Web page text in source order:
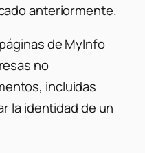
anteriormente.
de MyInfo
no
incluidas
la identidad de un